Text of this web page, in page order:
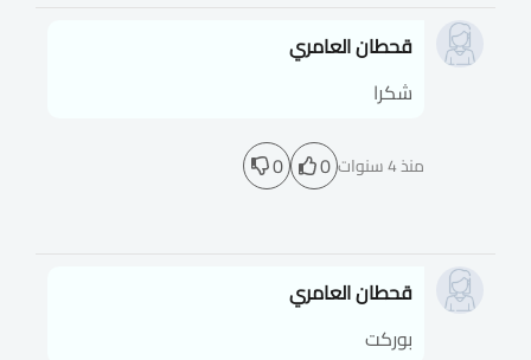
قحطان العامري
شكرا
منذ 4 سنوات 0
0
قحطان العامري
بوركت